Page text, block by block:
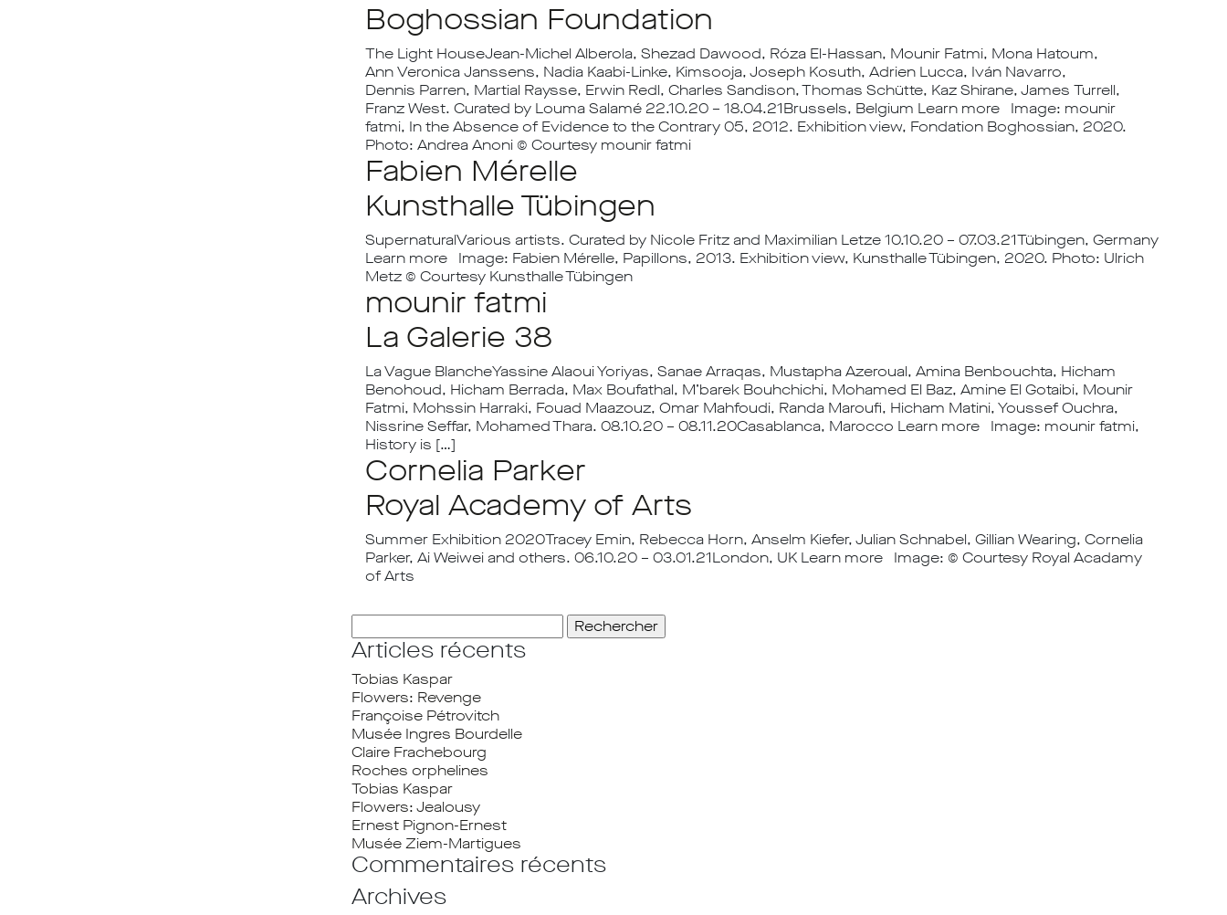
Boghossian Foundation
The Light HouseJean-Michel Alberola, Shezad Dawood, Róza El-Hassan, Mounir Fatmi, Mona Hatoum,
Ann Veronica Janssens, Nadia Kaabi-Linke, Kimsooja, Joseph Kosuth, Adrien Lucca, Iván Navarro,
Dennis Parren, Martial Raysse, Erwin Redl, Charles Sandison, Thomas Schütte, Kaz Shirane, James Turrell,
Franz West. Curated by Louma Salamé 22.10.20 – 18.04.21Brussels, Belgium Learn more Image: mounir
fatmi, In the Absence of Evidence to the Contrary 05, 2012. Exhibition view, Fondation Boghossian, 2020.
Photo: Andrea Anoni © Courtesy mounir fatmi
Fabien Mérelle
Kunsthalle Tübingen
SupernaturalVarious artists. Curated by Nicole Fritz and Maximilian Letze 10.10.20 – 07.03.21Tübingen, Germany
Learn more Image: Fabien Mérelle, Papillons, 2013. Exhibition view, Kunsthalle Tübingen, 2020. Photo: Ulrich
Metz © Courtesy Kunsthalle Tübingen
mounir fatmi
La Galerie 38
La Vague BlancheYassine Alaoui Yoriyas, Sanae Arraqas, Mustapha Azeroual, Amina Benbouchta, Hicham
Benohoud, Hicham Berrada, Max Boufathal, M’barek Bouhchichi, Mohamed El Baz, Amine El Gotaibi, Mounir
Fatmi, Mohssin Harraki, Fouad Maazouz, Omar Mahfoudi, Randa Maroufi, Hicham Matini, Youssef Ouchra,
Nissrine Seffar, Mohamed Thara. 08.10.20 – 08.11.20Casablanca, Marocco Learn more Image: mounir fatmi,
History is […]
Cornelia Parker
Royal Academy of Arts
Summer Exhibition 2020Tracey Emin, Rebecca Horn, Anselm Kiefer, Julian Schnabel, Gillian Wearing, Cornelia
Parker, Ai Weiwei and others. 06.10.20 – 03.01.21London, UK Learn more Image: © Courtesy Royal Acadamy
of Arts
Articles récents
Tobias Kaspar
Flowers: Revenge
Françoise Pétrovitch
Musée Ingres Bourdelle
Claire Frachebourg
Roches orphelines
Tobias Kaspar
Flowers: Jealousy
Ernest Pignon-Ernest
Musée Ziem-Martigues
Commentaires récents
Archives